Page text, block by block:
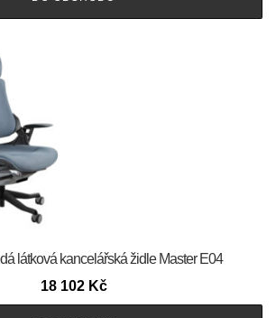
látková kancelářská židle Master E04
18 102 Kč